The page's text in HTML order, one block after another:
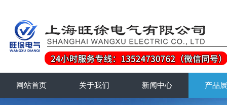
网站首页 关于我们 新闻中心 产品